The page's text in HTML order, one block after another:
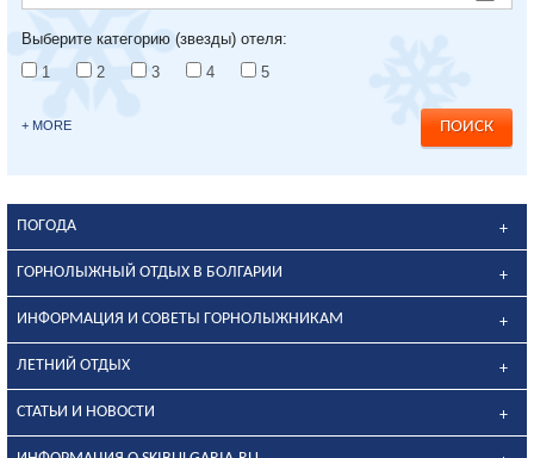
Выберите категорию (звезды) отеля:
1
2 3 4 5
+ MORE
ПОГОДА
ГОРНОЛЫЖНЫЙ ОТДЫХ В БОЛГАРИИ
ИНФОРМАЦИЯ И СОВЕТЫ ГОРНОЛЫЖНИКАМ
ЛЕТНИЙ ОТДЫХ
СТАТЬИ И НОВОСТИ